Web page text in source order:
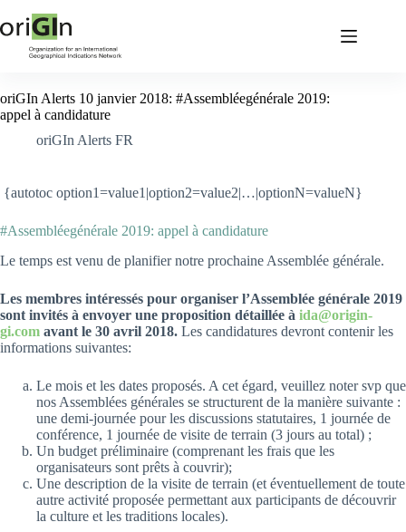
oriGIn Alerts 10 janvier 2018: #Assembléegénérale 2019:
appel à candidature
oriGIn Alerts FR
{autotoc option1=value1|option2=value2|…|optionN=valueN}
#Assembléegénérale 2019: appel à candidature
Le temps est venu de planifier notre prochaine Assemblée générale.
Les membres intéressés pour organiser l’Assemblée générale 2019
sont invités à envoyer une proposition détaillée à ida@origin-
gi.com avant le 30 avril 2018. Les candidatures devront contenir les
informations suivantes:
Le mois et les dates proposés. A cet égard, veuillez noter svp que
nos Assemblées générales se structurent de la manière suivante :
une demi-journée pour les discussions statutaires, 1 journée de
conférence, 1 journée de visite de terrain (3 jours au total) ;
Un budget préliminaire (comprenant les frais que les
organisateurs sont prêts à couvrir);
Une description de la visite de terrain (et éventuellement de toute
autre activité proposée permettant aux participants de découvrir
la culture et les traditions locales).